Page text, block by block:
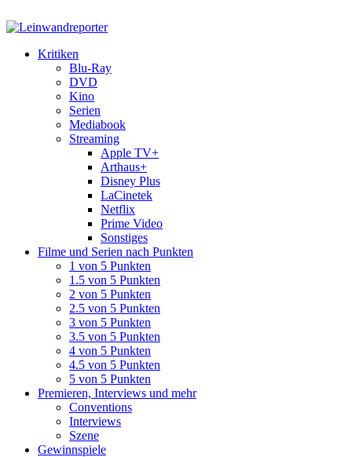
Kritiken
Blu-Ray
DVD
Kino
Serien
Mediabook
Streaming
Apple TV+
Arthaus+
Disney Plus
LaCinetek
Netflix
Prime Video
Sonstiges
Filme und Serien nach Punkten
1 von 5 Punkten
1.5 von 5 Punkten
2 von 5 Punkten
2.5 von 5 Punkten
3 von 5 Punkten
3.5 von 5 Punkten
4 von 5 Punkten
4.5 von 5 Punkten
5 von 5 Punkten
Premieren, Interviews und mehr
Conventions
Interviews
Szene
Gewinnspiele